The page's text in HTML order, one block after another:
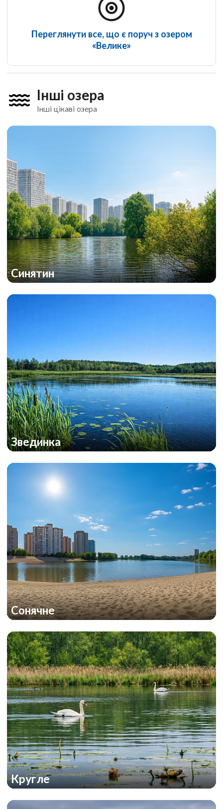
Переглянути все, що є поруч з озером
«Велике»
Інші озера
Інші цікаві озера
Синятин
Звединка
Сонячне
Кругле